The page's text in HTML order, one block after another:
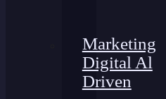
Marketing
Digital Al
Driven